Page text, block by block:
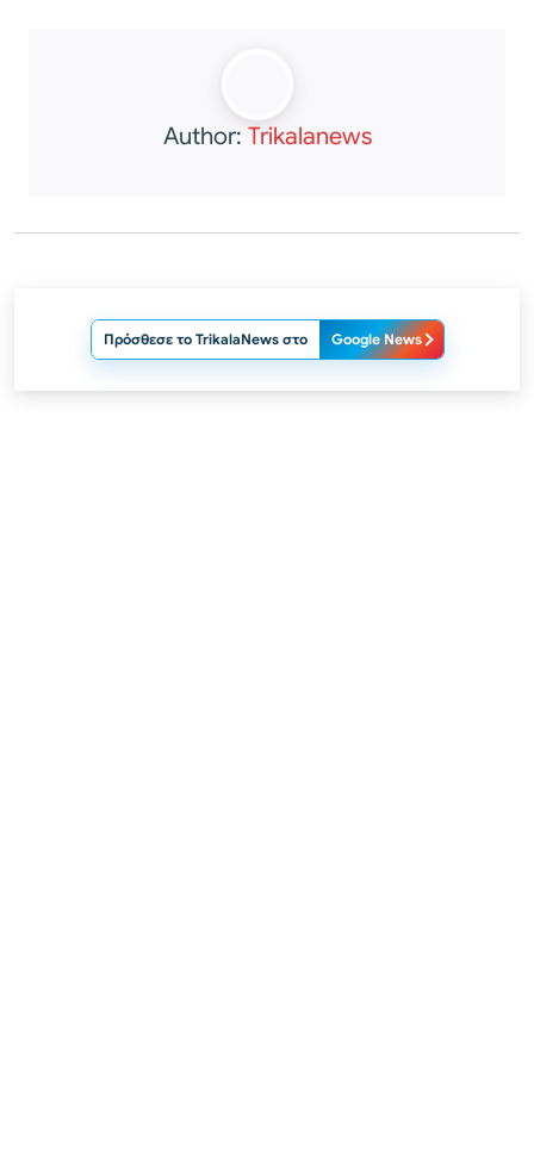
Author: Trikalanews
Πρόσθεσε το TrikalaNews στο Google News